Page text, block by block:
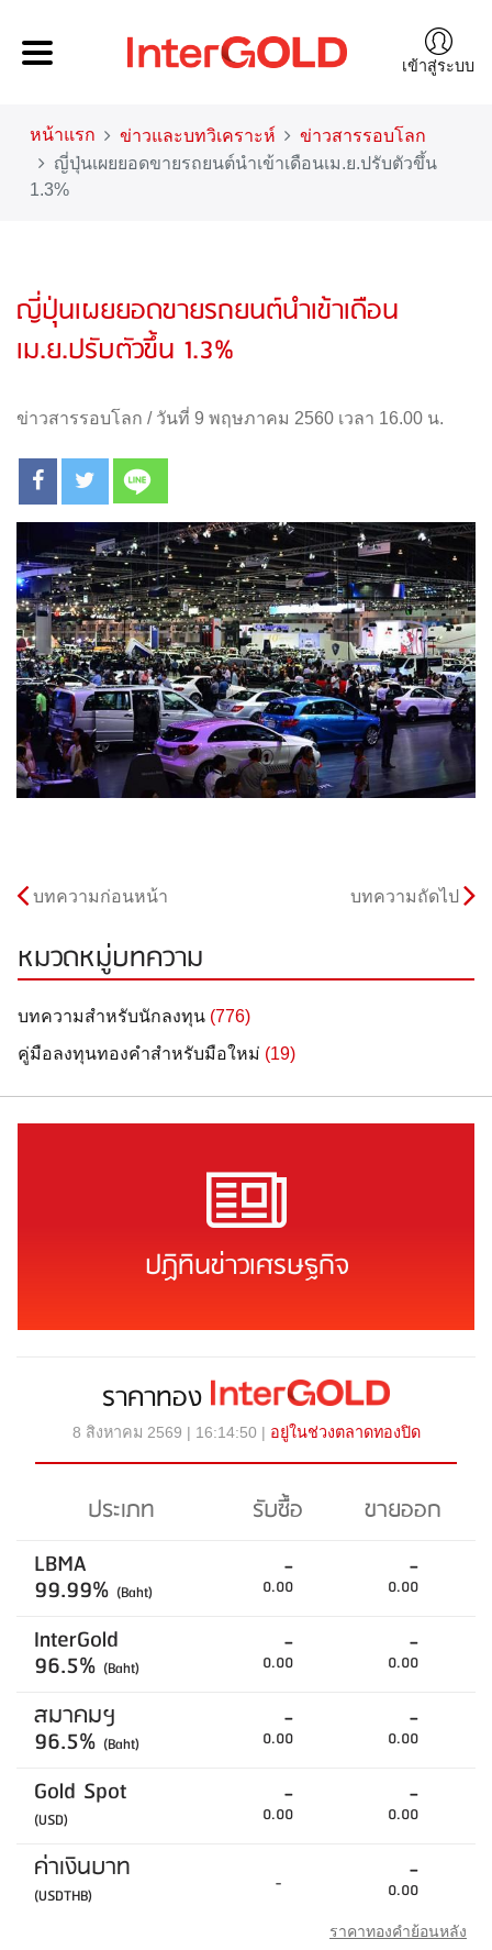
เข้าสู่ระบบ
หน้าแรก ข่าวและบทวิเคราะห์
ข่าวสารรอบโลก
ญี่ปุ่นเผยยอดขายรถยนต์นำเข้าเดือนเม.ย.ปรับตัวขึ้น
1.3%
ญี่ปุ่นเผยยอดขายรถยนต์นำเข้าเดือน
เม.ย.ปรับตัวขึ้น 1.3%
ข่าวสารรอบโลก / วันที่ 9 พฤษภาคม 2560 เวลา 16.00 น.
บทความก่อนหน้า บทความถัดไป
หมวดหมู่บทความ
บทความสำหรับนักลงทุน (776)
คู่มือลงทุนทองคำสำหรับมือใหม่ (19)
ปฏิทินข่าวเศรษฐกิจ
ราคาทอง
8 สิงหาคม 2569 | 16:14:50 | อยู่ในช่วงตลาดทองปิด
ประเภท รับซื้อ
ขายออก
LBMA
99.99% (Baht)
-
0.00
-
0.00
InterGold
96.5% (Baht)
-
0.00
-
0.00
สมาคมฯ
96.5% (Baht)
-
0.00
-
0.00
Gold Spot
(USD)
-
0.00
-
0.00
ค่าเงินบาท
(USDTHB) - -
0.00
ราคาทองคำย้อนหลัง